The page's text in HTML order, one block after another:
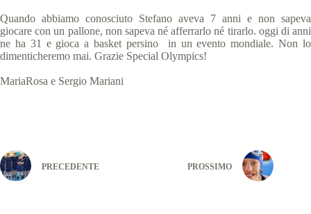
Quando abbiamo conosciuto Stefano aveva 7 anni e non sapeva
giocare con un pallone, non sapeva né afferrarlo né tirarlo. oggi di anni
ne ha 31 e gioca a basket persino in un evento mondiale. Non lo
dimenticheremo mai. Grazie Special Olympics!
MariaRosa e Sergio Mariani
PRECEDENTE PROSSIMO